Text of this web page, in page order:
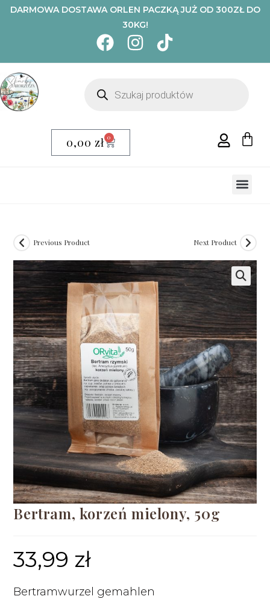
DARMOWA DOSTAWA ORLEN PACZKĄ JUŻ OD 300ZŁ DO
30KG!
0,00 zł 0
Previous Product Next Product
🔍
Bertram, korzeń mielony, 50g
33,99 zł
Bertramwurzel gemahlen